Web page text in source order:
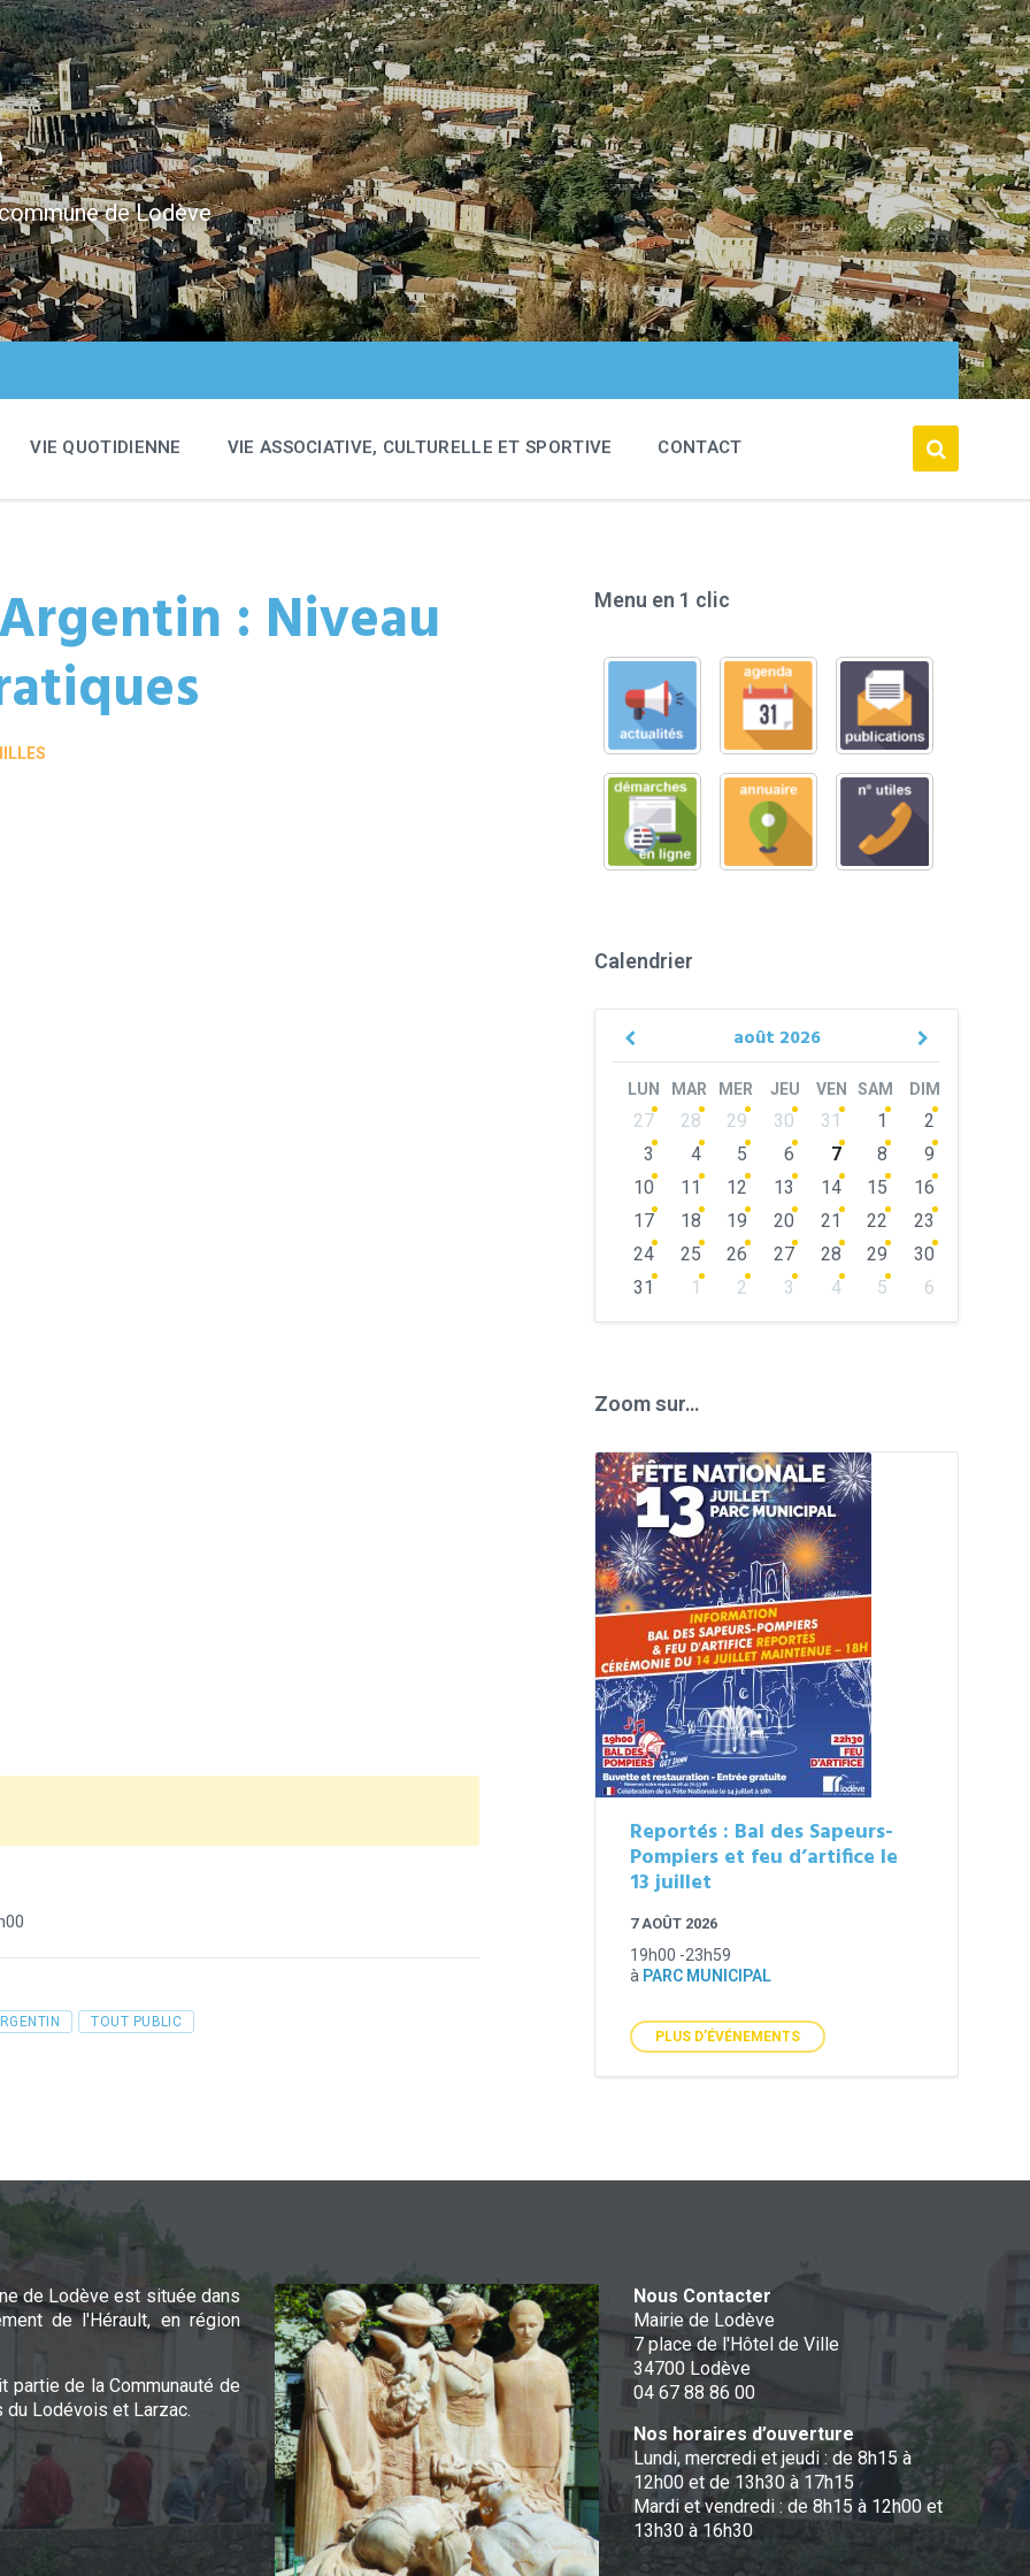
de Lodève
VIE QUOTIDIENNE VIE ASSOCIATIVE, CULTURELLE ET SPORTIVE CONTACT
: Niveau
TOUT PUBLIC
Menu en 1 clic
Calendrier
août 2026
Previous
Next
LUN MAR MER JEU VEN SAM DIM
Skip
calendar
days
27 28 29 30 31 1
2
3
4 5 6 7 8
9
10
11 12 13 14 15
16
17
18 19 20 21 22
23
24
25 26 27 28 29
30
31
1 2 3 4 5
6
Zoom sur…
Reportés : Bal des Sapeurs-
Pompiers et feu d’artifice le
13 juillet
7 AOÛT 2026
19h00 -23h59
à PARC MUNICIPAL
PLUS D'ÉVÉNEMENTS
de Lodève est située dans
de l'Hérault, en région
partie de la Communauté de
du Lodévois et Larzac.
Nous Contacter
Mairie de Lodève
7 place de l'Hôtel de Ville
34700 Lodève
04 67 88 86 00
Nos horaires d’ouverture
Lundi, mercredi et jeudi : de 8h15 à
12h00 et de 13h30 à 17h15
Mardi et vendredi : de 8h15 à 12h00 et
13h30 à 16h30